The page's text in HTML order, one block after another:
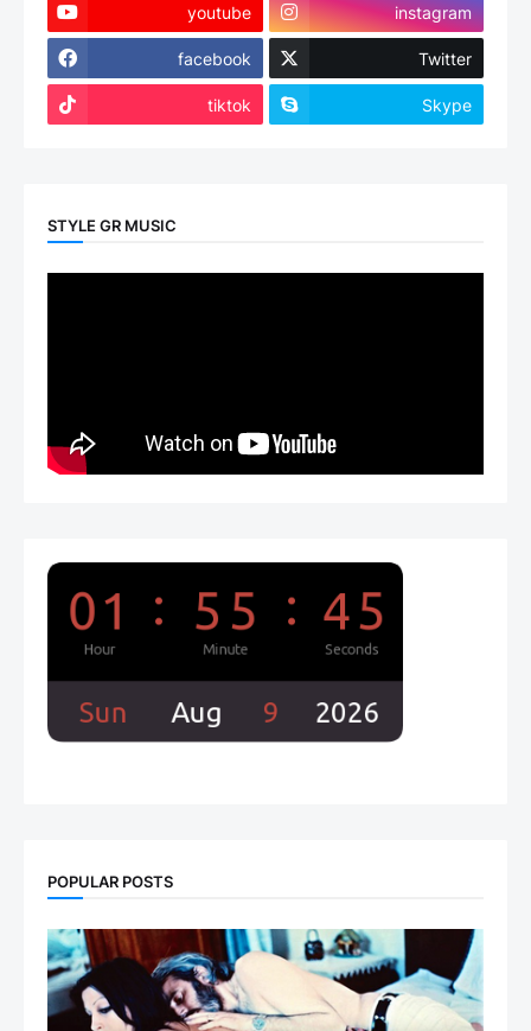
youtube instagram
facebook Twitter
tiktok Skype
STYLE GR MUSIC
POPULAR POSTS